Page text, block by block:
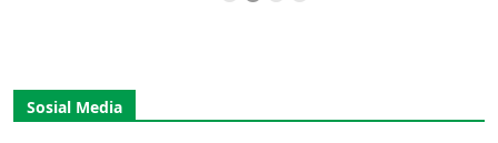
Sosial Media